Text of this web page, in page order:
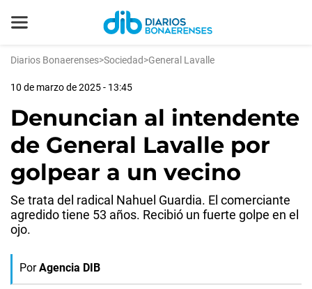
Diarios Bonaerenses>Sociedad>General Lavalle
10 de marzo de 2025 - 13:45
Denuncian al intendente
de General Lavalle por
golpear a un vecino
Se trata del radical Nahuel Guardia. El comerciante
agredido tiene 53 años. Recibió un fuerte golpe en el
ojo.
Por Agencia DIB